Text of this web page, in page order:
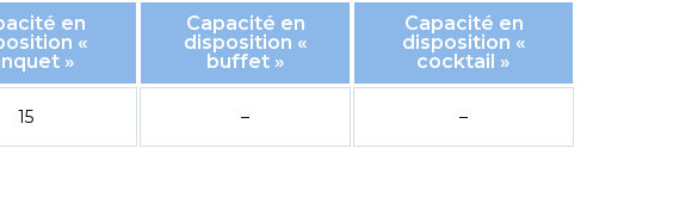
en
«
»
Capacité en
disposition «
buffet »
Capacité en
disposition «
cocktail »
15 – –